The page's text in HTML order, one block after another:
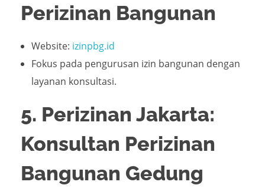
Perizinan Bangunan
Website: izinpbg.id
Fokus pada pengurusan izin bangunan dengan
layanan konsultasi.
5. Perizinan Jakarta:
Konsultan Perizinan
Bangunan Gedung